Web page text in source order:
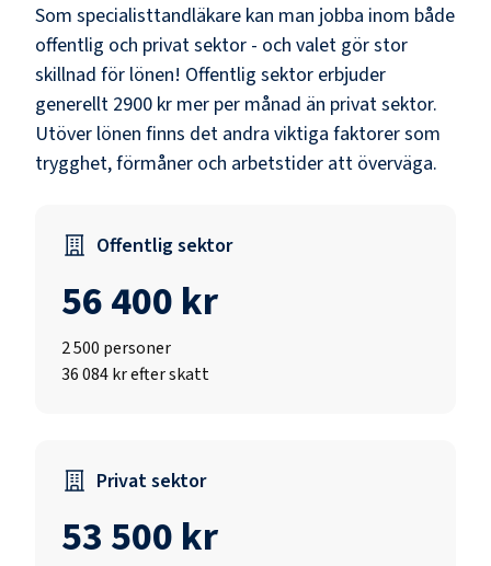
Som specialisttandläkare kan man jobba inom både
offentlig och privat sektor - och valet gör stor
skillnad för lönen! Offentlig sektor erbjuder
generellt 2900 kr mer per månad än privat sektor.
Utöver lönen finns det andra viktiga faktorer som
trygghet, förmåner och arbetstider att överväga.
Offentlig sektor
56 400 kr
2 500 personer
36 084 kr efter skatt
Privat sektor
53 500 kr